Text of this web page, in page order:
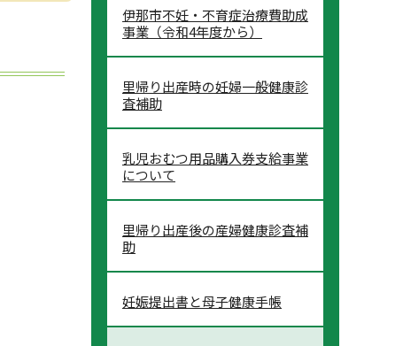
伊那市不妊・不育症治療費助成
事業（令和4年度から）
里帰り出産時の妊婦一般健康診
査補助
乳児おむつ用品購入券支給事業
について
里帰り出産後の産婦健康診査補
助
妊娠提出書と母子健康手帳